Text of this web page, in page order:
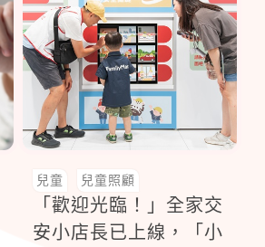
兒童 兒童照顧
「歡迎光臨！」全家交
安小店長已上線，「小